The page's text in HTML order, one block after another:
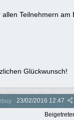
Teilnehmern am
Glückwunsch!
23/02/2016 12:47